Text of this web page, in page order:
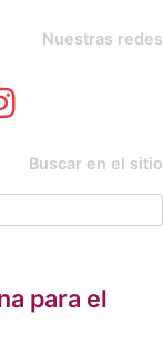
Nuestras redes
Buscar en el sitio
para el